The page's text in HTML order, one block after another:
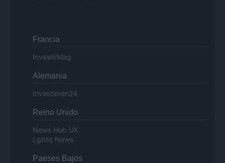
Francia
InvestirMag
Alemania
Investieren24
Reino Unido
News Hub UK
Lgbtq News
Paeses Bajos